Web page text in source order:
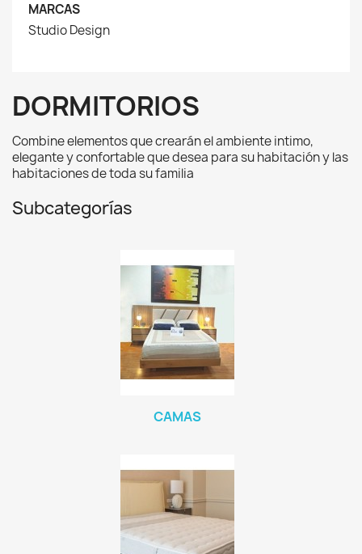
MARCAS
Studio Design
DORMITORIOS
Combine elementos que crearán el ambiente intimo,
elegante y confortable que desea para su habitación y las
habitaciones de toda su familia
Subcategorías
CAMAS